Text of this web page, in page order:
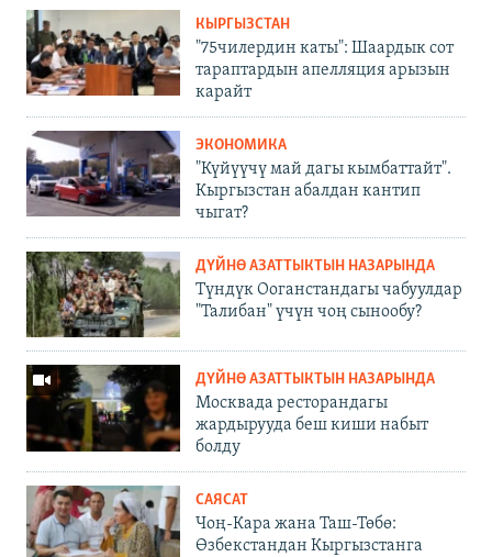
КЫРГЫЗСТАН
"75чилердин каты": Шаардык сот
тараптардын апелляция арызын
карайт
ЭКОНОМИКА
"Күйүүчү май дагы кымбаттайт".
Кыргызстан абалдан кантип
чыгат?
ДҮЙНӨ АЗАТТЫКТЫН НАЗАРЫНДА
Түндүк Ооганстандагы чабуулдар
"Талибан" үчүн чоң сынообу?
ДҮЙНӨ АЗАТТЫКТЫН НАЗАРЫНДА
Москвада ресторандагы
жардырууда беш киши набыт
болду
САЯСАТ
Чоң-Кара жана Таш-Төбө:
Өзбекстандан Кыргызстанга